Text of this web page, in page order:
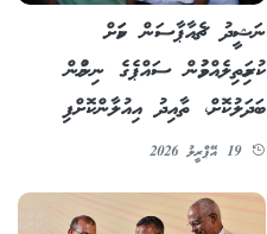
ނަޝީދު ޗެއާޕާސަން ކަމަށް
ކުރިމަތިލެއްވުމުން ސައްޕެގެ ނިންމުން
ބަދަލުކޮށް، ތާއިދު އިއުލާންކޮށްފި
19 އޭޕްރީލު 2026